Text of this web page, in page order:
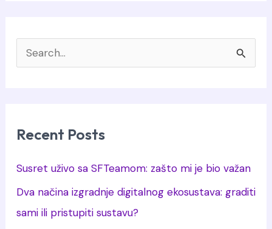
e
c
f
o
r
Recent Posts
Susret uživo sa SFTeamom: zašto mi je bio važan
Dva načina izgradnje digitalnog ekosustava: graditi
sami ili pristupiti sustavu?